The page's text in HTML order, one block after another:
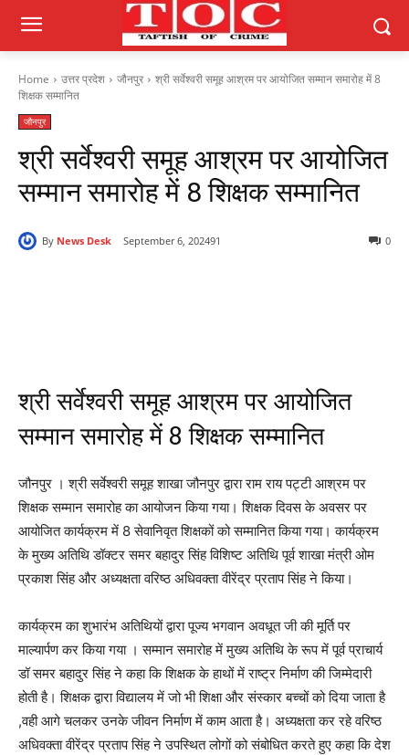
Home उत्तर प्रदेश जौनपुर
श्री सर्वेश्वरी समूह आश्रम पर आयोजित सम्मान समारोह में 8
शिक्षक सम्मानित
जौनपुर
श्री सर्वेश्वरी समूह आश्रम पर आयोजित
सम्मान समारोह में 8 शिक्षक सम्मानित
By News Desk September 6, 2024 0
91
श्री सर्वेश्वरी समूह आश्रम पर आयोजित
सम्मान समारोह में 8 शिक्षक सम्मानित
जौनपुर । श्री सर्वेश्वरी समूह शाखा जौनपुर द्वारा राम राय पट्टी आश्रम पर
शिक्षक सम्मान समारोह का आयोजन किया गया। शिक्षक दिवस के अवसर पर
आयोजित कार्यक्रम में 8 सेवानिवृत शिक्षकों को सम्मानित किया गया। कार्यक्रम
के मुख्य अतिथि डॉक्टर समर बहादुर सिंह विशिष्ट अतिथि पूर्व शाखा मंत्री ओम
प्रकाश सिंह और अध्यक्षता वरिष्ठ अधिवक्ता वीरेंद्र प्रताप सिंह ने किया।
कार्यक्रम का शुभारंभ अतिथियों द्वारा पूज्य भगवान अवधूत जी की मूर्ति पर
माल्यार्पण कर किया गया । सम्मान समारोह में मुख्य अतिथि के रूप में पूर्व प्राचार्य
डॉ समर बहादुर सिंह ने कहा कि शिक्षक के हाथों में राष्ट्र निर्माण की जिम्मेदारी
होती है। शिक्षक द्वारा विद्यालय में जो भी शिक्षा और संस्कार बच्चों को दिया जाता है
,वही आगे चलकर उनके जीवन निर्माण में काम आता है। अध्यक्षता कर रहे वरिष्ठ
अधिवक्ता वीरेंद्र प्रताप सिंह ने उपस्थित लोगों को संबोधित करते हुए कहा कि देश